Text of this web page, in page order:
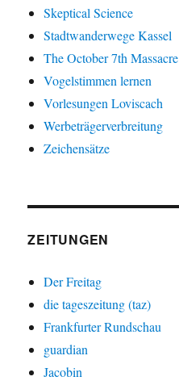
Skeptical Science
Stadtwanderwege Kassel
The October 7th Massacre
Vogelstimmen lernen
Vorlesungen Loviscach
Werbeträgerverbreitung
Zeichensätze
ZEITUNGEN
Der Freitag
die tageszeitung (taz)
Frankfurter Rundschau
guardian
Jacobin